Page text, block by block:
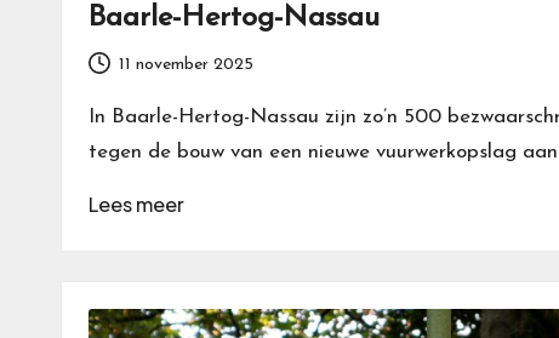
Baarle-Hertog-Nassau
11 november 2025
In Baarle-Hertog-Nassau zijn zo’n 500
tegen de bouw van een nieuwe vuurwerkopslag
Lees meer